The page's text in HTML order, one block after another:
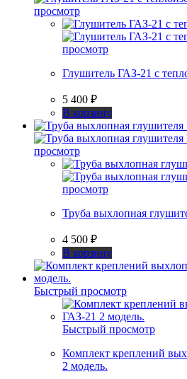
просмотр
просмотр
Глушитель ГАЗ-21 с
5 400 ₽
В корзину
просмотр
просмотр
Труба выхлопная
4 500 ₽
В корзину
Быстрый просмотр
Быстрый просмотр
Комплект креплений
2 модель.